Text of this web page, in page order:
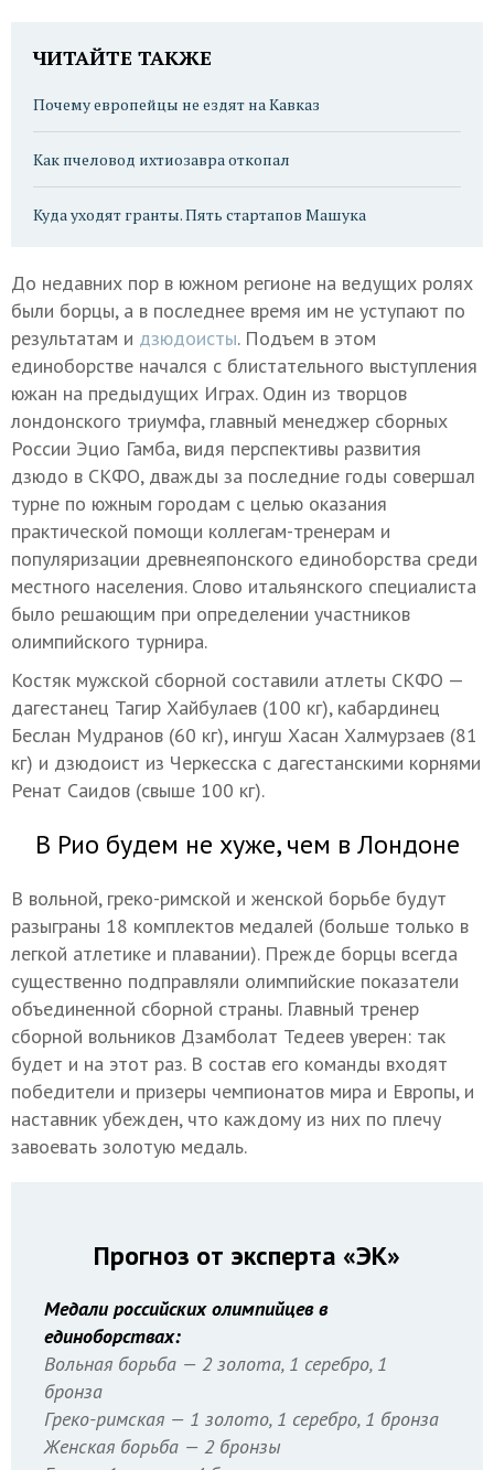
ЧИТАЙТЕ ТАКЖЕ
Почему европейцы не ездят на Кавказ
Как пчеловод ихтиозавра откопал
Куда уходят гранты. Пять стартапов Машука
До недавних пор в южном регионе на ведущих ролях
были борцы, а в последнее время им не уступают по
результатам и дзюдоисты. Подъем в этом
единоборстве начался с блистательного выступления
южан на предыдущих Играх. Один из творцов
лондонского триумфа, главный менеджер сборных
России Эцио Гамба, видя перспективы развития
дзюдо в СКФО, дважды за последние годы совершал
турне по южным городам с целью оказания
практической помощи коллегам-тренерам и
популяризации древнеяпонского единоборства среди
местного населения. Слово итальянского специалиста
было решающим при определении участников
олимпийского турнира.
Костяк мужской сборной составили атлеты СКФО —
дагестанец Тагир Хайбулаев (100 кг), кабардинец
Беслан Мудранов (60 кг), ингуш Хасан Халмурзаев (81
кг) и дзюдоист из Черкесска с дагестанскими корнями
Ренат Саидов (свыше 100 кг).
В Рио будем не хуже, чем в Лондоне
В вольной, греко-римской и женской борьбе будут
разыграны 18 комплектов медалей (больше только в
легкой атлетике и плавании). Прежде борцы всегда
существенно подправляли олимпийские показатели
объединенной сборной страны. Главный тренер
сборной вольников Дзамболат Тедеев уверен: так
будет и на этот раз. В состав его команды входят
победители и призеры чемпионатов мира и Европы, и
наставник убежден, что каждому из них по плечу
завоевать золотую медаль.
Прогноз от эксперта «ЭК»
Медали российских олимпийцев в
единоборствах:
Вольная борьба — 2 золота, 1 серебро, 1
бронза
Греко-римская — 1 золото, 1 серебро, 1 бронза
Женская борьба — 2 бронзы